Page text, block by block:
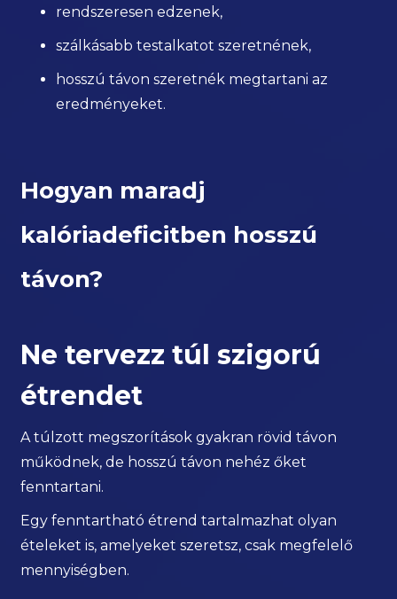
rendszeresen edzenek,
szálkásabb testalkatot szeretnének,
hosszú távon szeretnék megtartani az
eredményeket.
Hogyan maradj
kalóriadeficitben hosszú
távon?
Ne tervezz túl szigorú
étrendet
A túlzott megszorítások gyakran rövid távon
működnek, de hosszú távon nehéz őket
fenntartani.
Egy fenntartható étrend tartalmazhat olyan
ételeket is, amelyeket szeretsz, csak megfelelő
mennyiségben.